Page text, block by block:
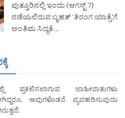
ಪುತ್ತೂರಿನಲ್ಲಿ ಇಂದು (ಆಗಸ್ಟ್ 7)
ನಡೆಯಲಿರುವ ಬೃಹತ್ 'ತಿರಂಗ ಯಾತ್ರೆ'ಗೆ
ಅಂತಿಮ ಸಿದ್ಧತೆ…
ಪ್ರಕಟಿಸಲಾಗುವ ಜಾಹೀರಾತುಗಳು
ಅವುಗಳೊಡನೆ ವ್ಯವಹರಿಸುವುದು